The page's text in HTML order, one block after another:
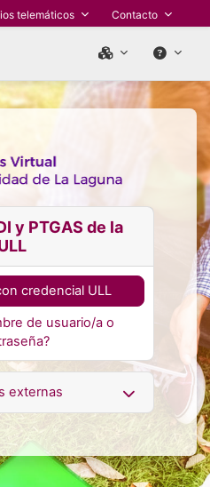
telemáticos Contacto
y PTGAS de la
credencial ULL
de usuario/a o
externas